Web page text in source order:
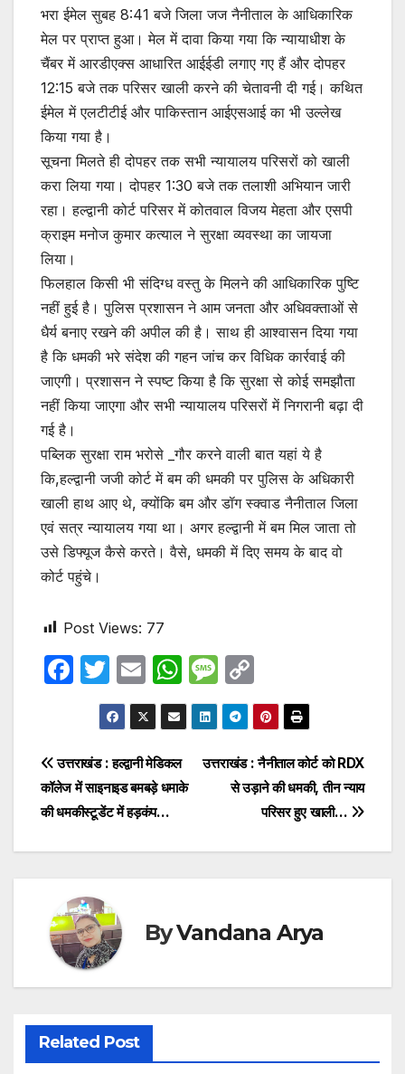
भरा ईमेल सुबह 8:41 बजे जिला जज नैनीताल के आधिकारिक
मेल पर प्राप्त हुआ। मेल में दावा किया गया कि न्यायाधीश के
चैंबर में आरडीएक्स आधारित आईईडी लगाए गए हैं और दोपहर
12:15 बजे तक परिसर खाली करने की चेतावनी दी गई। कथित
ईमेल में एलटीटीई और पाकिस्तान आईएसआई का भी उल्लेख
किया गया है।
सूचना मिलते ही दोपहर तक सभी न्यायालय परिसरों को खाली
करा लिया गया। दोपहर 1:30 बजे तक तलाशी अभियान जारी
रहा। हल्द्वानी कोर्ट परिसर में कोतवाल विजय मेहता और एसपी
क्राइम मनोज कुमार कत्याल ने सुरक्षा व्यवस्था का जायजा
लिया।
फिलहाल किसी भी संदिग्ध वस्तु के मिलने की आधिकारिक पुष्टि
नहीं हुई है। पुलिस प्रशासन ने आम जनता और अधिवक्ताओं से
धैर्य बनाए रखने की अपील की है। साथ ही आश्वासन दिया गया
है कि धमकी भरे संदेश की गहन जांच कर विधिक कार्रवाई की
जाएगी। प्रशासन ने स्पष्ट किया है कि सुरक्षा से कोई समझौता
नहीं किया जाएगा और सभी न्यायालय परिसरों में निगरानी बढ़ा दी
गई है।
पब्लिक सुरक्षा राम भरोसे _गौर करने वाली बात यहां ये है
कि,हल्द्वानी जजी कोर्ट में बम की धमकी पर पुलिस के अधिकारी
खाली हाथ आए थे, क्योंकि बम और डॉग स्क्वाड नैनीताल जिला
एवं सत्र न्यायालय गया था। अगर हल्द्वानी में बम मिल जाता तो
उसे डिफ्यूज कैसे करते। वैसे, धमकी में दिए समय के बाद वो
कोर्ट पहुंचे।
Post Views: 77
F
e
b
o
o
T
w
itt
er
E
m
ail
W
h
at
s
A
p
M
e
s
s
a
e
o
p
y
Li
n
k
Post
navigation
उत्तराखंड : नैनीताल कोर्ट को RDX
से उड़ाने की धमकी, तीन न्याय
परिसर हुए खाली…
उत्तराखंड : हल्द्वानी मेडिकल
कॉलेज में साइनाइड बमबड़े धमाके
की धमकीस्टूडेंट में हड़कंप…
ByVandana Arya
Related Post